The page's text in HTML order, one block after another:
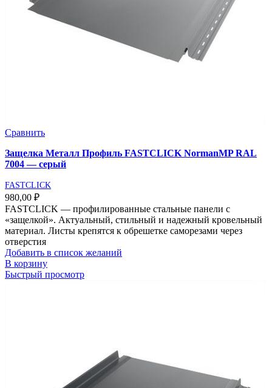
Сравнить
Защелка Металл Профиль FASTCLICK NormanMP RAL
7004 — серый
FASTCLICK
980,00 ₽
FASTCLICK — профилированные стальные панели с
«защелкой». Актуальный, стильный и надежный кровельный
материал. Листы крепятся к обрешетке саморезами через
отверстия
Добавить в список желаний
В корзину
Быстрый просмотр